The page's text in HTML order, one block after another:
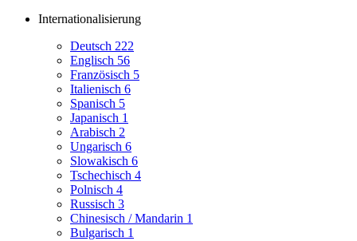
Internationalisierung
Deutsch 222
Englisch 56
Französisch 5
Italienisch 6
Spanisch 5
Japanisch 1
Arabisch 2
Ungarisch 6
Slowakisch 6
Tschechisch 4
Polnisch 4
Russisch 3
Chinesisch / Mandarin 1
Bulgarisch 1